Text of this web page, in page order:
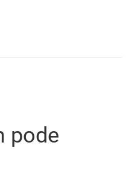
pode